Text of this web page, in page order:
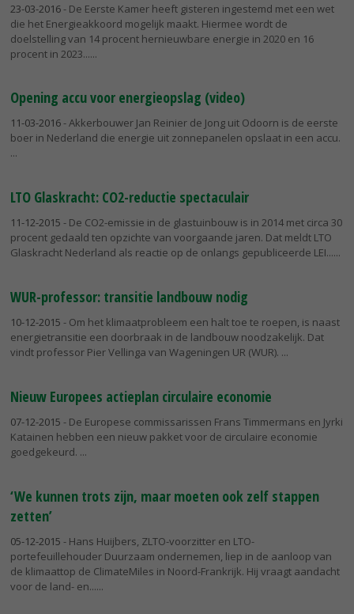
23-03-2016- De Eerste Kamer heeft gisteren ingestemd met een wet
die het Energieakkoord mogelijk maakt. Hiermee wordt de
doelstelling van 14 procent hernieuwbare energie in 2020 en 16
procent in 2023...
Opening accu voor energieopslag (video)
11-03-2016- Akkerbouwer Jan Reinier de Jong uit Odoorn is de eerste
boer in Nederland die energie uit zonnepanelen opslaat in een accu.
LTO Glaskracht: CO2-reductie spectaculair
11-12-2015 - De CO2-emissie in de glastuinbouw is in 2014 met circa 30
procent gedaald ten opzichte van voorgaande jaren. Dat meldt LTO
Glaskracht Nederland als reactie op de onlangs gepubliceerde LEI...
WUR-professor: transitie landbouw nodig
10-12-2015 - Om het klimaatprobleem een halt toe te roepen, is naast
energietransitie een doorbraak in de landbouw noodzakelijk. Dat
vindt professor Pier Vellinga van Wageningen UR (WUR).
Nieuw Europees actieplan circulaire economie
07-12-2015 - De Europese commissarissen Frans Timmermans en Jyrki
Katainen hebben een nieuw pakket voor de circulaire economie
goedgekeurd.
‘We kunnen trots zijn, maar moeten ook zelf stappen
zetten’
05-12-2015 - Hans Huijbers, ZLTO-voorzitter en LTO-
portefeuillehouder Duurzaam ondernemen, liep in de aanloop van
de klimaattop de ClimateMiles in Noord-Frankrijk. Hij vraagt aandacht
voor de land- en...